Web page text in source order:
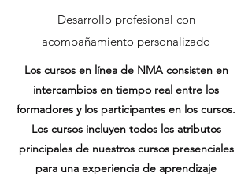
Desarrollo profesional con
acompañamiento personalizado
Los cursos en línea de NMA consisten en
intercambios en tiempo real entre los
formadores y los participantes en los cursos.
Los cursos incluyen todos los atributos
principales de nuestros cursos presenciales
para una experiencia de aprendizaje